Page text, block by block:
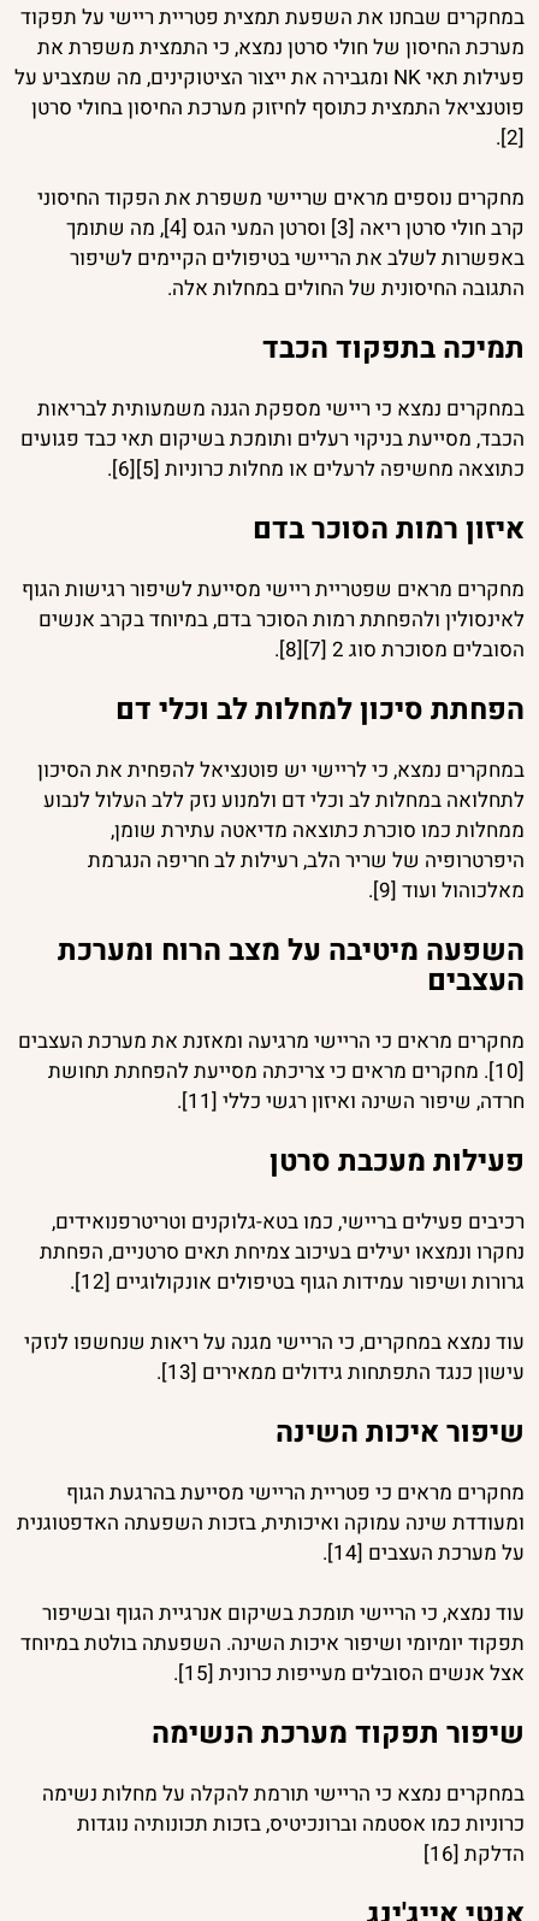
במחקרים שבחנו את השפעת תמצית פטריית ריישי על תפקוד
מערכת החיסון של חולי סרטן נמצא, כי התמצית משפרת את
פעילות תאי NK ומגבירה את ייצור הציטוקינים, מה שמצביע על
פוטנציאל התמצית כתוסף לחיזוק מערכת החיסון בחולי סרטן
[2].
מחקרים נוספים מראים שריישי משפרת את הפקוד החיסוני
קרב חולי סרטן ריאה [3] וסרטן המעי הגס [4], מה שתומך
באפשרות לשלב את הריישי בטיפולים הקיימים לשיפור
התגובה החיסונית של החולים במחלות אלה.
תמיכה בתפקוד הכבד
במחקרים נמצא כי ריישי מספקת הגנה משמעותית לבריאות
הכבד, מסייעת בניקוי רעלים ותומכת בשיקום תאי כבד פגועים
כתוצאה מחשיפה לרעלים או מחלות כרוניות [5][6].
איזון רמות הסוכר בדם
מחקרים מראים שפטריית ריישי מסייעת לשיפור רגישות הגוף
לאינסולין ולהפחתת רמות הסוכר בדם, במיוחד בקרב אנשים
הסובלים מסוכרת סוג 2 [7][8].
הפחתת סיכון למחלות לב וכלי דם
במחקרים נמצא, כי לריישי יש פוטנציאל להפחית את הסיכון
לתחלואה במחלות לב וכלי דם ולמנוע נזק ללב העלול לנבוע
ממחלות כמו סוכרת כתוצאה מדיאטה עתירת שומן,
היפרטרופיה של שריר הלב, רעילות לב חריפה הנגרמת
מאלכוהול ועוד [9].
השפעה מיטיבה על מצב הרוח ומערכת
העצבים
מחקרים מראים כי הריישי מרגיעה ומאזנת את מערכת העצבים
[10]. מחקרים מראים כי צריכתה מסייעת להפחתת תחושת
חרדה, שיפור השינה ואיזון רגשי כללי [11].
פעילות מעכבת סרטן
רכיבים פעילים בריישי, כמו בטא-גלוקנים וטריטרפנואידים,
נחקרו ונמצאו יעילים בעיכוב צמיחת תאים סרטניים, הפחתת
גרורות ושיפור עמידות הגוף בטיפולים אונקולוגיים [12].
עוד נמצא במחקרים, כי הריישי מגנה על ריאות שנחשפו לנזקי
עישון כנגד התפתחות גידולים ממאירים [13].
שיפור איכות השינה
מחקרים מראים כי פטריית הריישי מסייעת בהרגעת הגוף
ומעודדת שינה עמוקה ואיכותית, בזכות השפעתה האדפטוגנית
על מערכת העצבים [14].
עוד נמצא, כי הריישי תומכת בשיקום אנרגיית הגוף ובשיפור
תפקוד יומיומי ושיפור איכות השינה. השפעתה בולטת במיוחד
אצל אנשים הסובלים מעייפות כרונית [15].
שיפור תפקוד מערכת הנשימה
במחקרים נמצא כי הריישי תורמת להקלה על מחלות נשימה
כרוניות כמו אסטמה וברונכיטיס, בזכות תכונותיה נוגדות
הדלקת [16]